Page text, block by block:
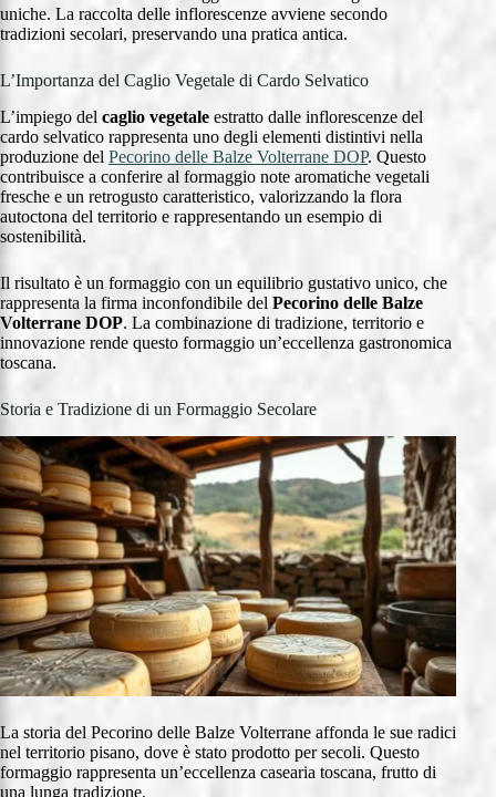
uniche. La raccolta delle inflorescenze avviene secondo
tradizioni secolari, preservando una pratica antica.
L’Importanza del Caglio Vegetale di Cardo Selvatico
L’impiego del caglio vegetale estratto dalle inflorescenze del
cardo selvatico rappresenta uno degli elementi distintivi nella
produzione del Pecorino delle Balze Volterrane DOP. Questo
contribuisce a conferire al formaggio note aromatiche vegetali
fresche e un retrogusto caratteristico, valorizzando la flora
autoctona del territorio e rappresentando un esempio di
sostenibilità.
Il risultato è un formaggio con un equilibrio gustativo unico, che
rappresenta la firma inconfondibile del Pecorino delle Balze
Volterrane DOP. La combinazione di tradizione, territorio e
innovazione rende questo formaggio un’eccellenza gastronomica
toscana.
Storia e Tradizione di un Formaggio Secolare
La storia del Pecorino delle Balze Volterrane affonda le sue radici
nel territorio pisano, dove è stato prodotto per secoli. Questo
formaggio rappresenta un’eccellenza casearia toscana, frutto di
una lunga tradizione.